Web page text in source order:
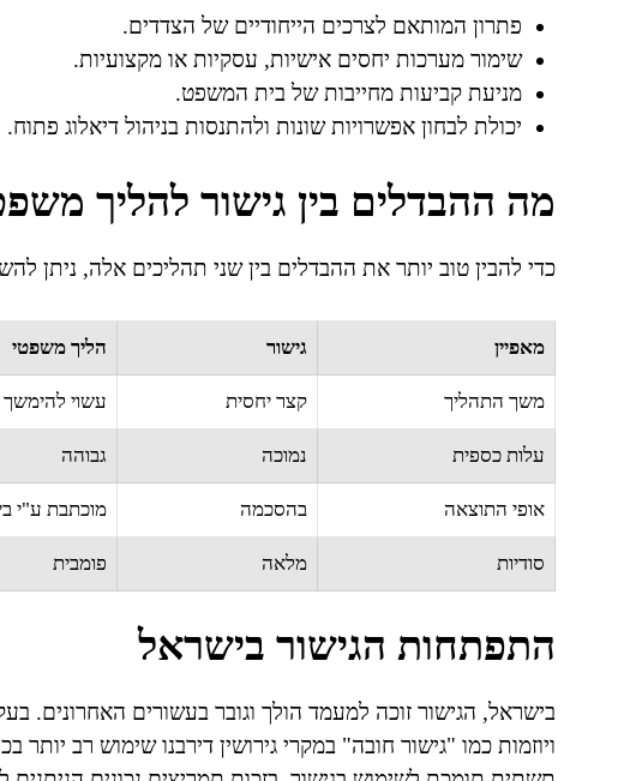
פתרון המותאם לצרכים הייחודיים של הצדדים.
שימור מערכות יחסים אישיות, עסקיות או מקצועיות.
מניעת קביעות מחייבות של בית המשפט.
יכולת לבחון אפשרויות שונות ולהתנסות בניהול דיאלוג פתוח.
מה ההבדלים בין גישור להליך
כדי להבין טוב יותר את ההבדלים בין שני תהליכים אלה, ניתן
מאפיין גישור הליך משפטי
משך התהליך קצר יחסית עשוי
עלות כספית נמוכה גבוהה
אופי התוצאה בהסכמה מוכתבת ע"י
סודיות מלאה פומבית
התפתחות הגישור בישראל
בישראל, הגישור זוכה למעמד הולך וגובר בעשורים האחרונים.
ויוזמות כמו "גישור חובה" במקרי גירושין דירבנו שימוש רב